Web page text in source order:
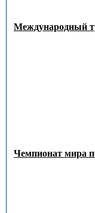
Международный
Чемпионат мира